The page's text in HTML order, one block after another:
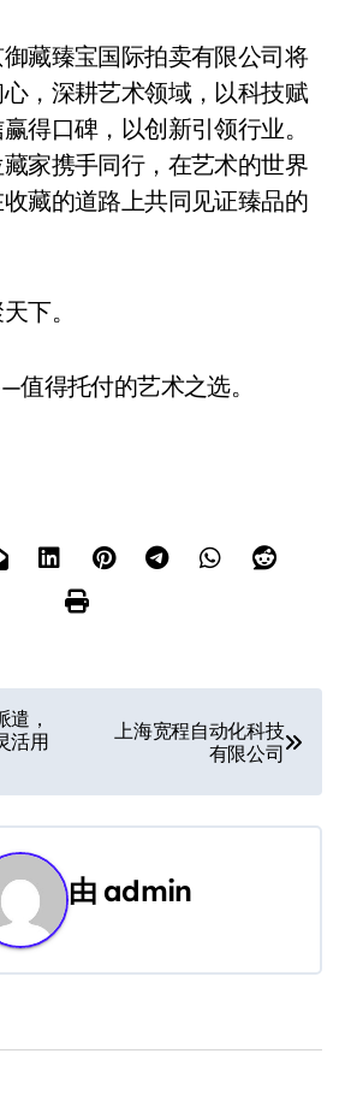
藏臻宝国际拍卖有限公司将
，深耕艺术领域，以科技赋
得口碑，以创新引领行业。
家携手同行，在艺术的世界
藏的道路上共同见证臻品的
下。
得托付的艺术之选。
遣，
活用
上海宽程自动化科技
有限公司
由admin